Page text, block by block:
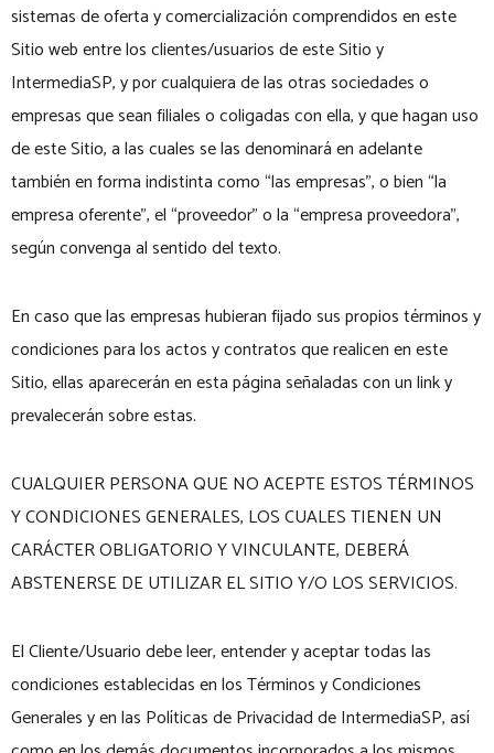
sistemas de oferta y comercialización comprendidos en este
Sitio web entre los clientes/usuarios de este Sitio y
IntermediaSP, y por cualquiera de las otras sociedades o
empresas que sean filiales o coligadas con ella, y que hagan uso
de este Sitio, a las cuales se las denominará en adelante
también en forma indistinta como “las empresas”, o bien “la
empresa oferente”, el “proveedor” o la “empresa proveedora”,
según convenga al sentido del texto.
En caso que las empresas hubieran fijado sus propios términos y
condiciones para los actos y contratos que realicen en este
Sitio, ellas aparecerán en esta página señaladas con un link y
prevalecerán sobre estas.
CUALQUIER PERSONA QUE NO ACEPTE ESTOS TÉRMINOS
Y CONDICIONES GENERALES, LOS CUALES TIENEN UN
CARÁCTER OBLIGATORIO Y VINCULANTE, DEBERÁ
ABSTENERSE DE UTILIZAR EL SITIO Y/O LOS SERVICIOS.
El Cliente/Usuario debe leer, entender y aceptar todas las
condiciones establecidas en los Términos y Condiciones
Generales y en las Políticas de Privacidad de IntermediaSP, así